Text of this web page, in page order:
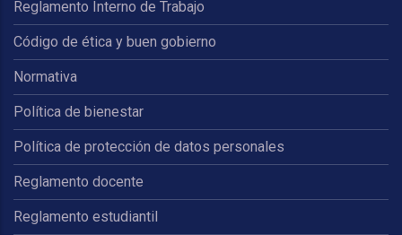
Reglamento Interno de Trabajo
Código de ética y buen gobierno
Normativa
Política de bienestar
Política de protección de datos personales
Reglamento docente
Reglamento estudiantil